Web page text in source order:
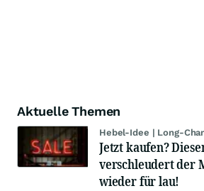
Aktuelle Themen
Hebel-Idee | Long-
Jetzt kaufen?
verschleudert der
wieder für lau!